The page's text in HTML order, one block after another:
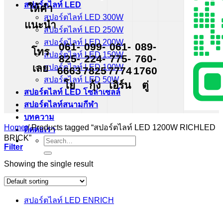
สปอร์ตไลท์ LED
สปอร์ตไลท์ LED 300W
สปอร์ตไลท์ LED 250W
สปอร์ตไลท์ LED 200W
สปอร์ตไลท์ LED 150W
สปอร์ตไลท์ LED 100W
สปอร์ตไลท์ LED 50W
สปอร์ตไลท์ LED โซล่าเซลล์
สปอร์ตไลท์สนามกีฬา
บทความ
ติดต่อเรา
Search
for:
ให้คำ
แนะนำ
โทร
เลย
061-
825-
6663
โย
099-
224-
7825
กุ้ง
061-
775-
7774
เอิร์น
089-
760-
1760
ตู่
Home /Products tagged “สปอร์ตไลท์ LED 1200W RICHLED
BRICK”
Filter
Showing the single result
สปอร์ตไลท์ LED ENRICH